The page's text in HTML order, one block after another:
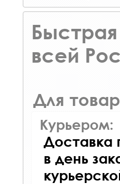
всей
Для
Курьером:
Доставка
в день